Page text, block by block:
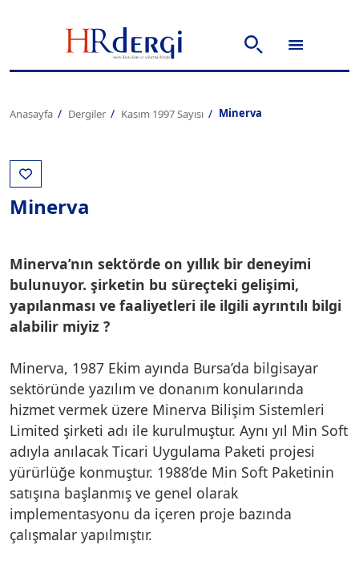
Anasayfa Dergiler Kasım 1997 Sayısı Minerva
Minerva
Minerva’nın sektörde on yıllık bir deneyimi
bulunuyor. şirketin bu süreçteki gelişimi,
yapılanması ve faaliyetleri ile ilgili ayrıntılı bilgi
alabilir miyiz ?
Minerva, 1987 Ekim ayında Bursa’da bilgisayar
sektöründe yazılım ve donanım konularında
hizmet vermek üzere Minerva Bilişim Sistemleri
Limited şirketi adı ile kurulmuştur. Aynı yıl Min Soft
adıyla anılacak Ticari Uygulama Paketi projesi
yürürlüğe konmuştur. 1988’de Min Soft Paketinin
satışına başlanmış ve genel olarak
implementasyonu da içeren proje bazında
çalışmalar yapılmıştır.